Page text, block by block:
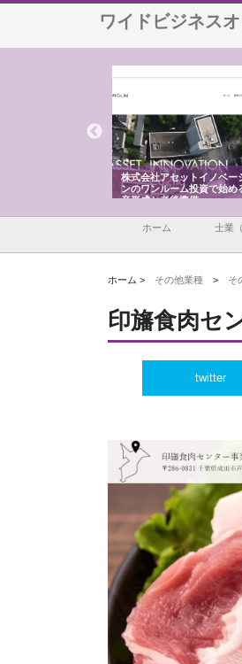
ワイドビジネス
株式会社アセットイノベー
ンのワンルーム投資で始め
産形成と老後準備
ホーム 士業
ホーム > その他業種 > そ
印旛食肉セ
twitter